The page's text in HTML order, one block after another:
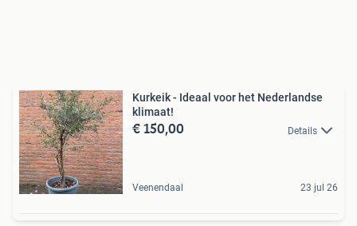
Kurkeik - Ideaal voor het Nederlandse
klimaat!
€ 150,00 Details
Veenendaal 23 jul 26